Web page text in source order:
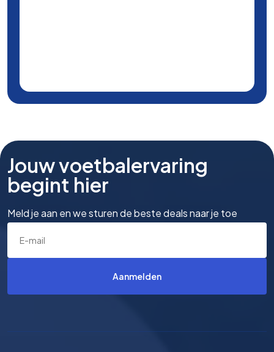
Jouw voetbalervaring
begint hier
Meld je aan en we sturen de beste deals naar je toe
Aanmelden